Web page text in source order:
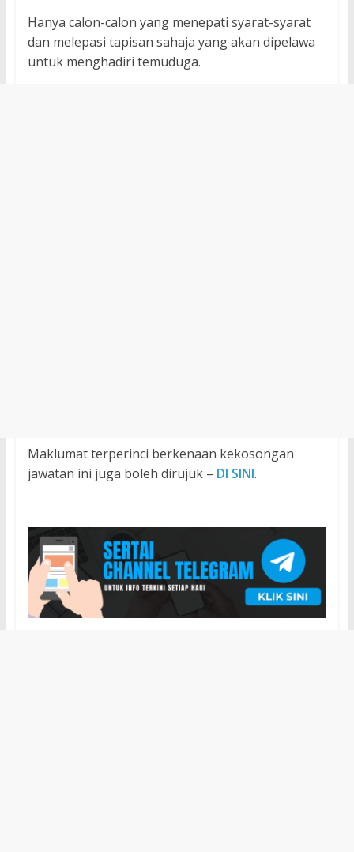
Hanya calon-calon yang menepati syarat-syarat
dan melepasi tapisan sahaja yang akan dipelawa
untuk menghadiri temuduga.
Maklumat terperinci berkenaan kekosongan
jawatan ini juga boleh dirujuk – DI SINI.